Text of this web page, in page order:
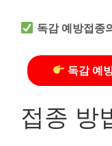
독감 예방접종
독감 예
접종 방